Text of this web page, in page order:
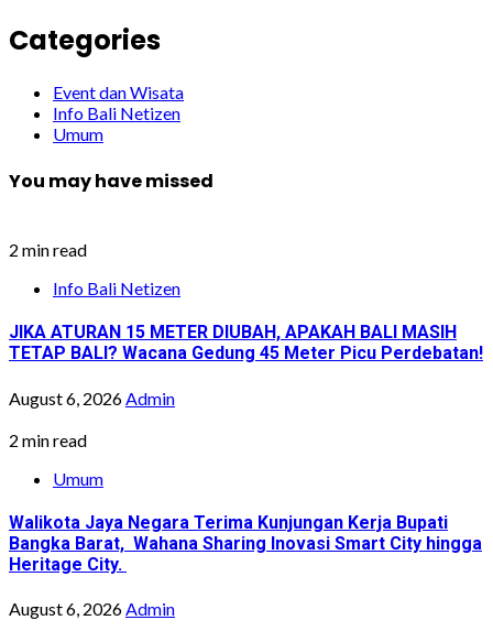
Categories
Event dan Wisata
Info Bali Netizen
Umum
You may have missed
2 min read
Info Bali Netizen
JIKA ATURAN 15 METER DIUBAH, APAKAH BALI MASIH
TETAP BALI? Wacana Gedung 45 Meter Picu Perdebatan!
August 6, 2026 Admin
2 min read
Umum
Walikota Jaya Negara Terima Kunjungan Kerja Bupati
Bangka Barat, Wahana Sharing Inovasi Smart City hingga
Heritage City.
August 6, 2026Admin